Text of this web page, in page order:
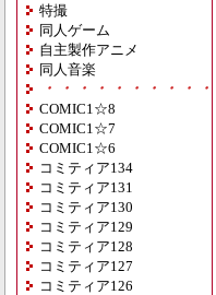
特撮
同人ゲーム
自主製作アニメ
同人音楽
・・・・・・・・・
COMIC1☆8
COMIC1☆7
COMIC1☆6
コミティア134
コミティア131
コミティア130
コミティア129
コミティア128
コミティア127
コミティア126